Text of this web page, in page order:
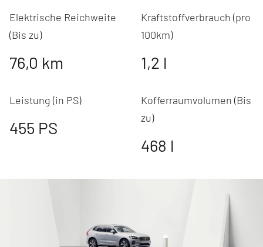
Elektrische Reichweite
(Bis zu)
76,0 km
Kraftstoffverbrauch (pro
100km)
1,2 l
Leistung (in PS)
455 PS
Kofferraumvolumen (Bis
zu)
468 l